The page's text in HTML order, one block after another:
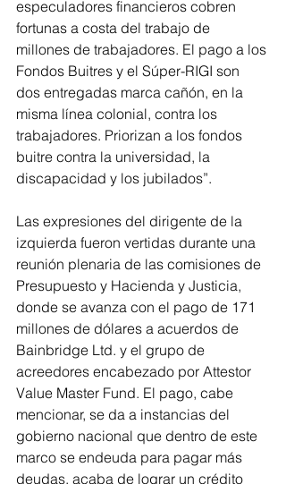
especuladores financieros cobren
fortunas a costa del trabajo de
millones de trabajadores. El pago a los
Fondos Buitres y el Súper-RIGI son
dos entregadas marca cañón, en la
misma línea colonial, contra los
trabajadores. Priorizan a los fondos
buitre contra la universidad, la
discapacidad y los jubilados”.
Las expresiones del dirigente de la
izquierda fueron vertidas durante una
reunión plenaria de las comisiones de
Presupuesto y Hacienda y Justicia,
donde se avanza con el pago de 171
millones de dólares a acuerdos de
Bainbridge Ltd. y el grupo de
acreedores encabezado por Attestor
Value Master Fund. El pago, cabe
mencionar, se da a instancias del
gobierno nacional que dentro de este
marco se endeuda para pagar más
deudas, acaba de lograr un crédito